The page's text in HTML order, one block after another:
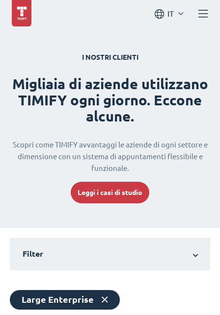
IT
I NOSTRI CLIENTI
Migliaia di aziende utilizzano
TIMIFY ogni giorno. Eccone
alcune.
Scopri come TIMIFY avvantaggi le aziende di ogni settore e
dimensione con un sistema di appuntamenti flessibile e
funzionale.
Leggi i casi di studio
Filter
Large Enterprise